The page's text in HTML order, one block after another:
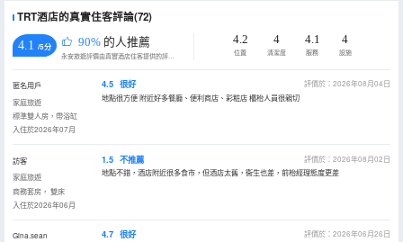
TRT酒店的真實住客評論(72)
4.1 /5分 90% 的人推薦
永安旅遊評價由真實酒店住客提供的評價。
4.2
位置
4
清潔度
4.1
服務
4
設施
匿名用戶
家庭旅遊
標準雙人房，帶浴缸
入住於2026年07月
4.5 很好
評價於：2026年08月04日
地點很方便 附近好多餐廳、便利商店、彩粧店 櫃枱人員很親切
訪客
家庭旅遊
商務套房， 雙床
入住於2026年06月
1.5 不推薦
評價於：2026年08月02日
地點不錯，酒店附近很多食市，但酒店太舊，衞生也差，前枱經理態度更差
Gina.sean
4.7 很好
評價於：2026年06月26日